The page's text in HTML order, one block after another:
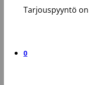
Tarjouspyyntö
0